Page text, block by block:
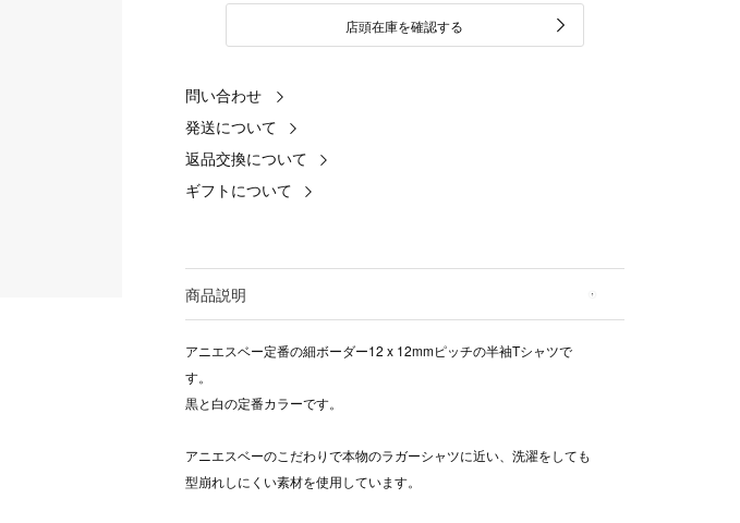
店頭在庫を確認する
問い合わせ
発送について
返品交換について
ギフトについて
商品説明
アニエスベー定番の細ボーダー12 x 12mmピッチの半袖Tシャツで
す。
黒と白の定番カラーです。
アニエスベーのこだわりで本物のラガーシャツに近い、洗濯をしても
型崩れしにくい素材を使用しています。